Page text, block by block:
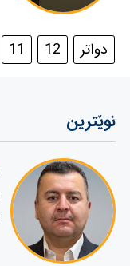
دواتر 11 12
نوێترین